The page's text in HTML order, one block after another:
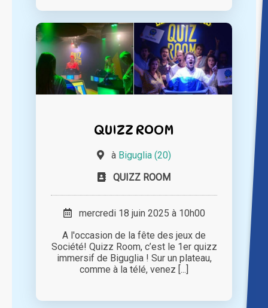
QUIZZ ROOM
à Biguglia (20)
QUIZZ ROOM
mercredi 18 juin 2025 à 10h00
A l'occasion de la fête des jeux de
Société! Quizz Room, c’est le 1er quizz
immersif de Biguglia ! Sur un plateau,
comme à la télé, venez [...]